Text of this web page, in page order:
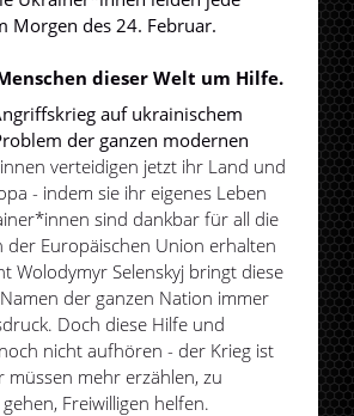
Morgen des 24. Februar.
dieser Welt um Hilfe.
auf ukrainischem
der ganzen modernen
verteidigen jetzt ihr Land und
- indem sie ihr eigenes Leben
sind dankbar für all die
der Europäischen Union erhalten
Wolodymyr Selenskyj bringt diese
der ganzen Nation immer
Doch diese Hilfe und
nicht aufhören - der Krieg ist
müssen mehr erzählen, zu
Freiwilligen helfen.